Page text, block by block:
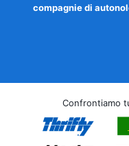
compagnie di
Confrontiamo